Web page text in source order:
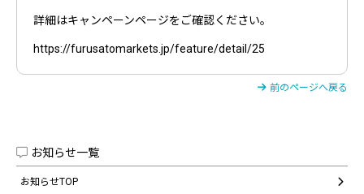
詳細はキャンペーンページをご確認ください。
https://furusatomarkets.jp/feature/detail/25
前のページへ戻る
お知らせ一覧
お知らせTOP